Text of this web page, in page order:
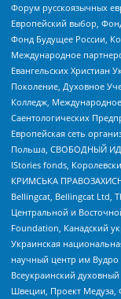
Форум русскоязычных
Европейский выбор,
Фонд Будущее России,
Международное
Евангельских Христиан
Поколение, Духовное
Колледж,
Саентологических
Европейская сеть
Польша, СВОБОДНЫЙ
IStories fonds,
КРИМСЬКА
Bellingcat, Bellingcat Ltd,
Центральной и
Foundation, Канадский
Украинская
научный центр им Вудро
Всеукраинский
Швеции, Проект Медуза,